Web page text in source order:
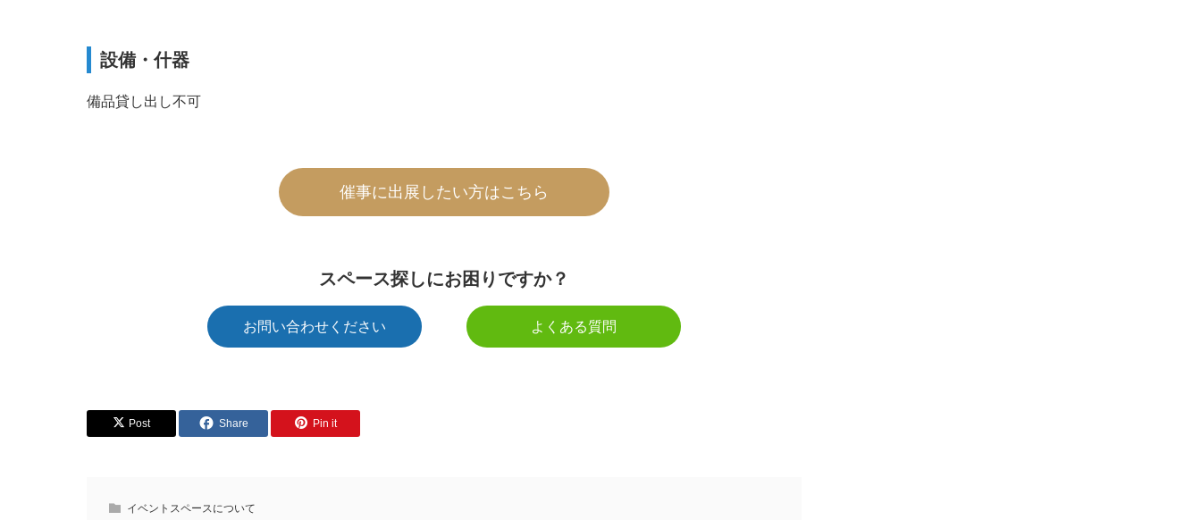
設備・什器
備品貸し出し不可
催事に出展したい方はこちら
スペース探しにお困りですか？
お問い合わせください よくある質問
Post Share Pin it
イベントスペースについて